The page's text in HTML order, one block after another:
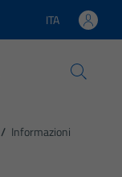
Lingua attiva:
ITA
/ Informazioni